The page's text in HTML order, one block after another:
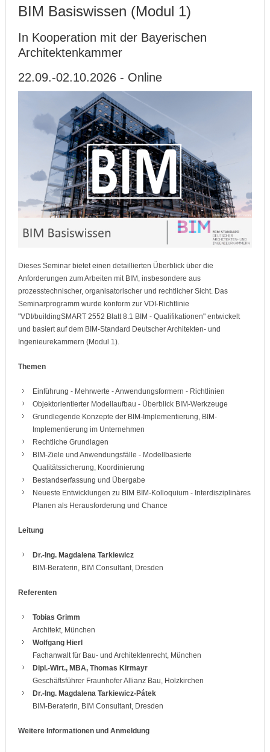
BIM Basiswissen (Modul 1)
In Kooperation mit der Bayerischen
Architektenkammer
22.09.-02.10.2026 - Online
Dieses Seminar bietet einen detaillierten Überblick über die
Anforderungen zum Arbeiten mit BIM, insbesondere aus
prozesstechnischer, organisatorischer und rechtlicher Sicht. Das
Seminarprogramm wurde konform zur VDI-Richtlinie
"VDI/buildingSMART 2552 Blatt 8.1 BIM - Qualifikationen" entwickelt
und basiert auf dem BIM-Standard Deutscher Architekten- und
Ingenieurekammern (Modul 1).
Themen
Einführung - Mehrwerte - Anwendungsformern - Richtlinien
Objektorientierter Modellaufbau - Überblick BIM-Werkzeuge
Grundlegende Konzepte der BIM-Implementierung, BIM-
Implementierung im Unternehmen
Rechtliche Grundlagen
BIM-Ziele und Anwendungsfälle - Modellbasierte
Qualitätssicherung, Koordinierung
Bestandserfassung und Übergabe
Neueste Entwicklungen zu BIM BIM-Kolloquium - Interdisziplinäres
Planen als Herausforderung und Chance
Leitung
Dr.-Ing. Magdalena Tarkiewicz
BIM-Beraterin, BIM Consultant, Dresden
Referenten
Tobias Grimm
Architekt, München
Wolfgang Hierl
Fachanwalt für Bau- und Architektenrecht, München
Dipl.-Wirt., MBA, Thomas Kirmayr
Geschäftsführer Fraunhofer Allianz Bau, Holzkirchen
Dr.-Ing. Magdalena Tarkiewicz-Pátek
BIM-Beraterin, BIM Consultant, Dresden
Weitere Informationen und Anmeldung